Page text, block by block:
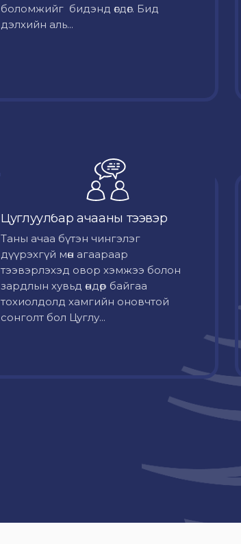
боломжийг бидэнд өгдөг. Бид
дэлхийн аль...
Цуглуулбар ачааны тээвэр
Таны ачаа бүтэн чингэлэг
дүүрэхгүй мөн агаараар
тээвэрлэхэд овор хэмжээ болон
зардлын хувьд өндөр байгаа
тохиолдолд хамгийн оновчтой
сонголт бол Цуглу...